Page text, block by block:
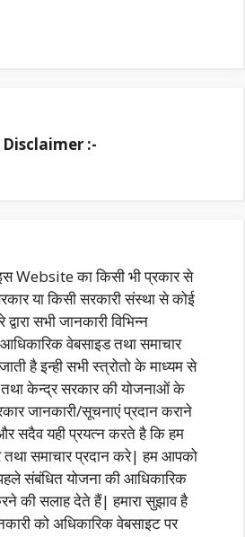
Disclaimer :-
Website का किसी भी प्रकार से
या किसी सरकारी संस्था से कोई
सभी जानकारी विभिन्न
वेबसाइड तथा समाचार
है इन्ही सभी स्त्रोतो के माध्यम से
केन्द्र सरकार की योजनाओं के
जानकारी/सूचनाएं प्रदान कराने
सदैव यही प्रयत्न करते है कि हम
समाचार प्रदान करे| हम आपको
संबंधित योजना की आधिकारिक
की सलाह देते हैं| हमारा सुझाव है
को अधिकारिक वेबसाइट पर